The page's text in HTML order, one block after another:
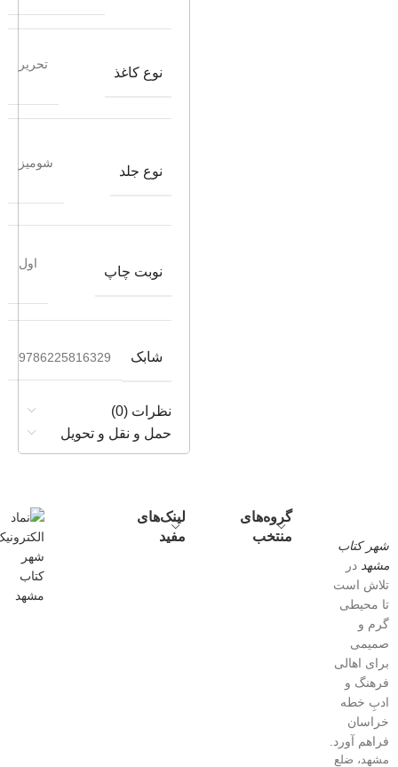
نوع کاغذ
تحریر
نوع جلد
شومیز
نوبت چاپ
اول
شابک 9786225816329
نظرات (0)
حمل و نقل و تحویل
شهر کتاب
مشهد در
تلاش است
تا محیطی
گرم و
صمیمی
برای اهالی
فرهنگ و
ادبِ خطه
خراسان
فراهم آورد.
مشهد، ضلع
گروه‌های
منتخب
لینک‌های
مفید